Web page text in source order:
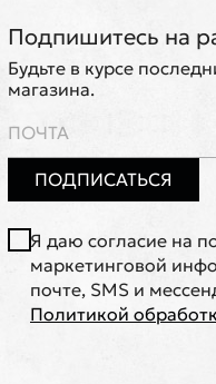
Подпишитесь на
Будьте в курсе
магазина.
ПОДПИСАТЬСЯ
Я даю согласие на
маркетинговой
почте, SMS и
Политикой